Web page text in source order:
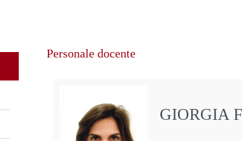
Personale docente
GIORGIA